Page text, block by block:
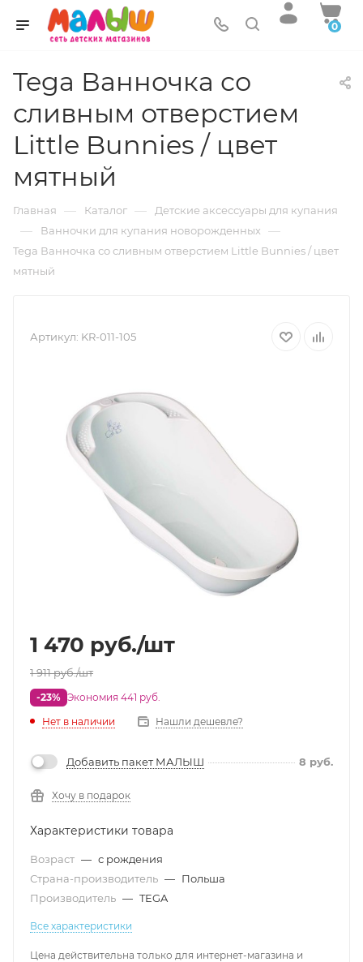
0
Tega Ванночка со
сливным отверстием
Little Bunnies / цвет
мятный
Главная — Каталог — Детские аксессуары для купания
— Ванночки для купания новорожденных —
Tega Ванночка со сливным отверстием Little Bunnies / цвет
мятный
Артикул: KR-011-105
1 470 руб./шт
1 911руб./шт
-23% Экономия 441 руб.
Нет в наличии
Нашли дешевле?
Добавить пакет МАЛЫШ 8 руб.
Хочу в подарок
Характеристики товара
Возраст — с рождения
Страна-производитель — Польша
Производитель — TEGA
Все характеристики
Цена действительна только для интернет-магазина и